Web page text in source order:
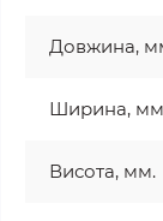
Довжина,
Ширина,
Висота, мм.